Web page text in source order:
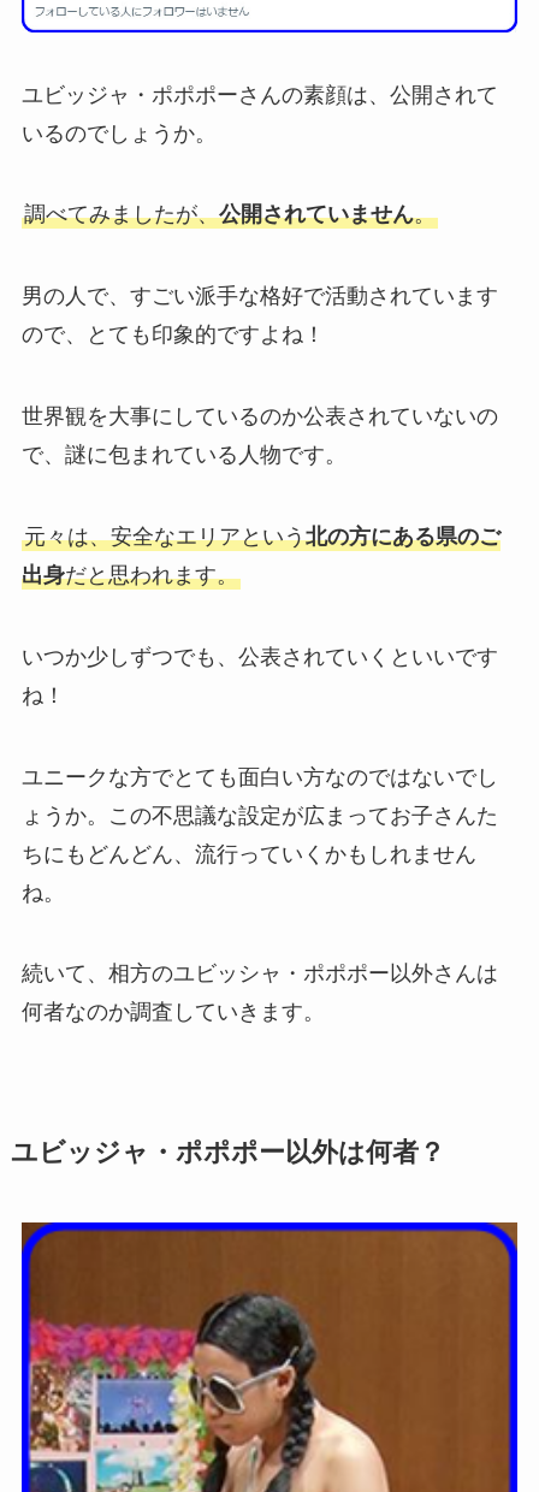
ユビッジャ・ポポポーさんの素顔は、公開されて
いるのでしょうか。
調べてみましたが、公開されていません。
男の人で、すごい派手な格好で活動されています
ので、とても印象的ですよね！
世界観を大事にしているのか公表されていないの
で、謎に包まれている人物です。
元々は、安全なエリアという北の方にある県のご
出身だと思われます。
いつか少しずつでも、公表されていくといいです
ね！
ユニークな方でとても面白い方なのではないでし
ょうか。この不思議な設定が広まってお子さんた
ちにもどんどん、流行っていくかもしれません
ね。
続いて、相方のユビッシャ・ポポポー以外さんは
何者なのか調査していきます。
ユビッジャ・ポポポー以外は何者？